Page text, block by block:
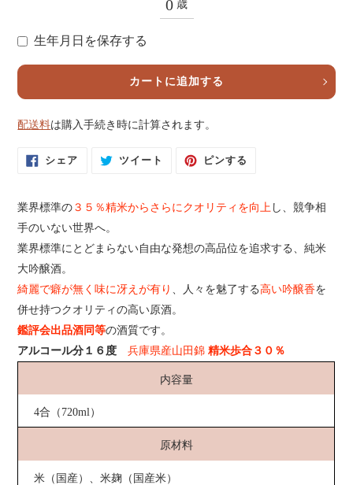
0 歳
生年月日を保存する
カートに追加する
配送料は購入手続き時に計算されます。
ー
ト
品
を
追
加
す
る
シェア
O
O
K
で
シ
ェ
ツイート
E
R
稿
す
ピンする
R
E
で
ピ
業界標準の ３５％精米からさらにクオリティを向上 し、競争相
手のいない世界へ。
業界標準にとどまらない自由な発想の高品位を追求する、純米
大吟醸酒。
綺麗で癖が無く味に冴えが有り
、人々を魅了する高い吟醸香を
併せ持つクオリティの高い原酒。
鑑評会出品酒同等の酒質です。
アルコール分１６度
兵庫県産山田錦精米歩合３０％
内容量
4合（720ml）
原材料
米（国産）、米麹（国産米）